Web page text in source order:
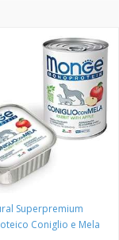
Superpremium
Coniglio e Mela